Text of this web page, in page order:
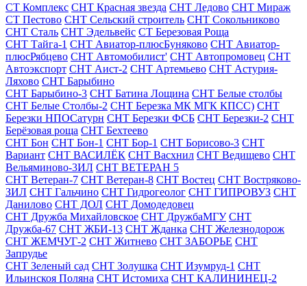
СТ Комплекс СНТ Красная звезда СНТ Ледово СНТ Мираж
СТ Пестово СНТ Сельский строитель СНТ Сокольниково
СНТ Сталь СНТ Эдельвейс СТ Березовая Роща
СНТ Тайга-1 СНТ Авиатор-плюсБуняково СНТ Авиатор-
плюсРябцево СНТ Автомобилист' СНТ Автопромовец СНТ
Автоэкспорт СНТ Аист-2 СНТ Артемьево СНТ Астурия-
Ляхово СНТ Барыбино
СНТ Барыбино-3 СНТ Батина Лощина СНТ Белые столбы
СНТ Белые Столбы-2 СНТ Березка МК МГК КПСС) СНТ
Березки НПОСатурн СНТ Березки ФСБ СНТ Березки-2 СНТ
Берёзовая роща СНТ Бехтеево
СНТ Бон СНТ Бон-1 СНТ Бор-1 СНТ Борисово-3 СНТ
Вариант СНТ ВАСИЛЁК СНТ Васхнил СНТ Ведищево СНТ
Вельяминово-3ИЛ СНТ ВЕТЕРАН 5
СНТ Ветеран-7 СНТ Ветеран-8 СНТ Востец СНТ Востряково-
ЗИЛ СНТ Гальчино СНТ Гидрогеолог СНТ ГИПРОВУЗ СНТ
Данилово СНТ ДОЛ СНТ Домодедовец
СНТ Дружба Михайловское СНТ ДружбаМГУ СНТ
Дружба-67 СНТ ЖБИ-13 СНТ Жданка СНТ Железнодорож
СНТ ЖЕМЧУГ-2 СНТ Житнево СНТ ЗАБОРЬЕ СНТ
Запрудье
СНТ Зеленый сад СНТ Золушка СНТ Изумруд-1 СНТ
Ильинскоя Поляна СНТ Истомиха СНТ КАЛИНИНЕЦ-2